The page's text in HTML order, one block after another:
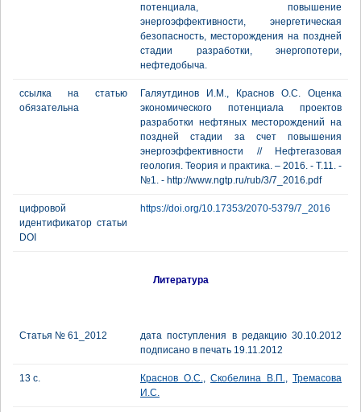
потенциала, повышение
энергоэффективности, энергетическая
безопасность, месторождения на поздней
стадии разработки, энергопотери,
нефтедобыча.
ссылка на статью
обязательна
Галяутдинов И.М., Краснов О.С. Оценка
экономического потенциала проектов
разработки нефтяных месторождений на
поздней стадии за счет повышения
энергоэффективности // Нефтегазовая
геология. Теория и практика. – 2016. - Т.11. -
№1. - http://www.ngtp.ru/rub/3/7_2016.pdf
цифровой
идентификатор статьи
DOI
https://doi.org/10.17353/2070-5379/7_2016
Литература
Статья № 61_2012
дата поступления в редакцию 30.10.2012
подписано в печать 19.11.2012
13 с. Краснов О.С., Скобелина В.П., Тремасова
И.С.